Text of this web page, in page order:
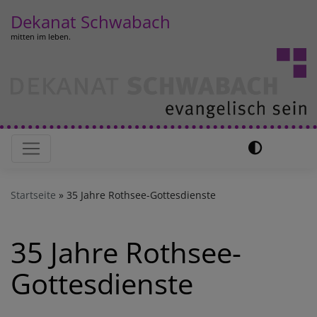
zum
Inhalt
Dekanat Schwabach
mitten im leben.
Hauptnavigation
Startseite 35 Jahre Rothsee-Gottesdienste
35 Jahre Rothsee-
Gottesdienste